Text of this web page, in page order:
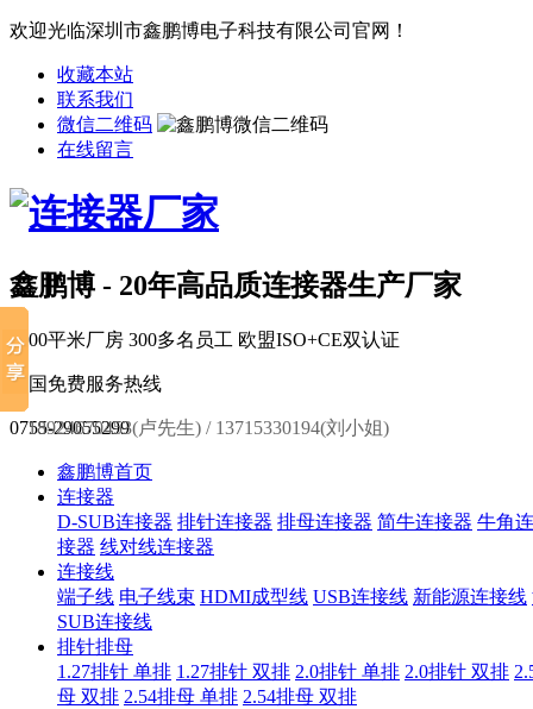
欢迎光临深圳市鑫鹏博电子科技有限公司官网！
收藏本站
联系我们
微信二维码
在线留言
鑫鹏博 - 20年高品质连接器生产厂家
6000平米厂房 300多名员工 欧盟ISO+CE双认证
全国免费服务热线
0755-29055299
18924670453(卢先生) / 13715330194(刘小姐)
鑫鹏博首页
连接器
D-SUB连接器 排针连接器 排母连接器 简牛连接器 牛角
接器 线对线连接器
连接线
端子线 电子线束 HDMI成型线 USB连接线 新能源连接线
SUB连接线
排针排母
1.27排针 单排 1.27排针 双排 2.0排针 单排 2.0排针 双排
母 双排 2.54排母 单排 2.54排母 双排